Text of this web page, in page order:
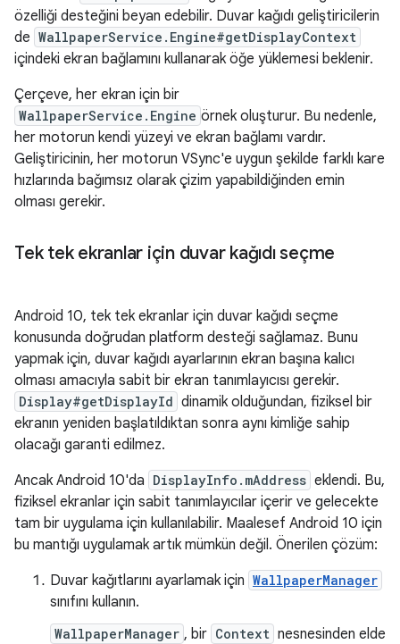
özelliği desteğini beyan edebilir. Duvar kağıdı geliştiricilerin
de WallpaperService.Engine#getDisplayContext
içindeki ekran bağlamını kullanarak öğe yüklemesi beklenir.
Çerçeve, her ekran için bir
WallpaperService.Engine örnek oluşturur. Bu nedenle,
her motorun kendi yüzeyi ve ekran bağlamı vardır.
Geliştiricinin, her motorun VSync'e uygun şekilde farklı kare
hızlarında bağımsız olarak çizim yapabildiğinden emin
olması gerekir.
Tek tek ekranlar için duvar kağıdı seçme
Android 10, tek tek ekranlar için duvar kağıdı seçme
konusunda doğrudan platform desteği sağlamaz. Bunu
yapmak için, duvar kağıdı ayarlarının ekran başına kalıcı
olması amacıyla sabit bir ekran tanımlayıcısı gerekir.
Display#getDisplayId dinamik olduğundan, fiziksel bir
ekranın yeniden başlatıldıktan sonra aynı kimliğe sahip
olacağı garanti edilmez.
Ancak Android 10'da DisplayInfo.mAddress eklendi. Bu,
fiziksel ekranlar için sabit tanımlayıcılar içerir ve gelecekte
tam bir uygulama için kullanılabilir. Maalesef Android 10 için
bu mantığı uygulamak artık mümkün değil. Önerilen çözüm:
Duvar kağıtlarını ayarlamak için WallpaperManager
sınıfını kullanın.
WallpaperManager , bir Context nesnesinden elde